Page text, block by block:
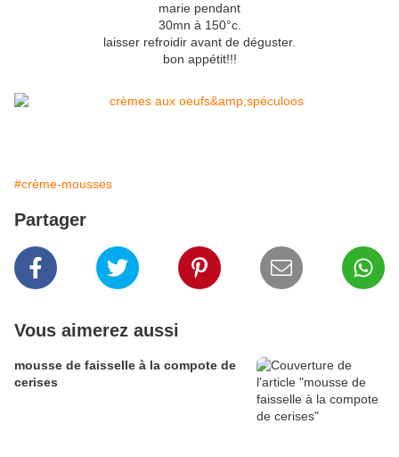
marie pendant
30mn à 150°c.
laisser refroidir avant de déguster.
bon appétit!!!
#crème-mousses
Partager
Vous aimerez aussi
mousse de faisselle à la compote de
cerises